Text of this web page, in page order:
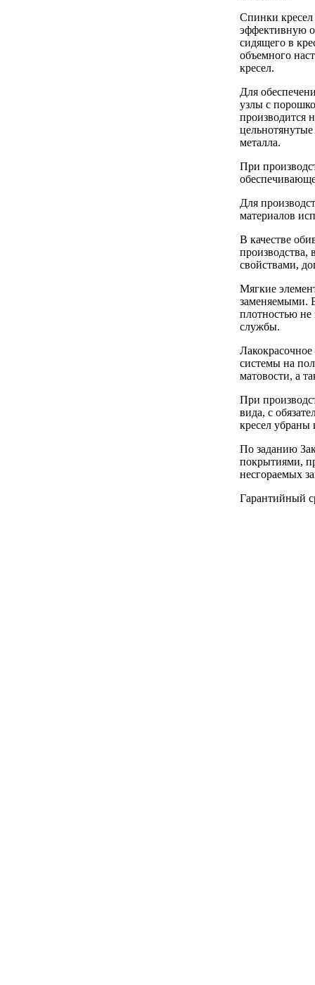
Спинки
эффективную
сидящего в
объемного
кресел.
Для
узлы с
производится
металла.
При
Для
материалов
В качестве
производства,
свойствами,
Мягкие
заменяемыми.
плотностью не
службы.
системы на
матовости, а
При
вида, с
кресел
По заданию
покрытиями,
несгораемых
Гарантийный